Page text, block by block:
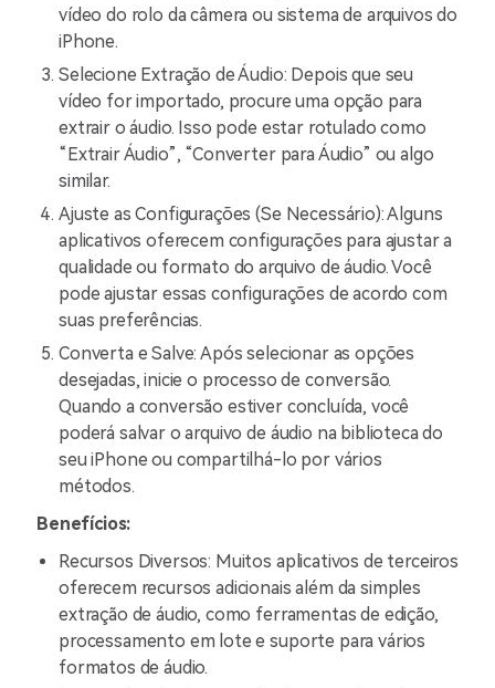
vídeo do rolo da câmera ou sistema de arquivos do
iPhone.
Selecione Extração de Áudio: Depois que seu
vídeo for importado, procure uma opção para
extrair o áudio. Isso pode estar rotulado como
“Extrair Áudio”, “Converter para Áudio” ou algo
similar.
Ajuste as Configurações (Se Necessário): Alguns
aplicativos oferecem configurações para ajustar a
qualidade ou formato do arquivo de áudio. Você
pode ajustar essas configurações de acordo com
suas preferências.
Converta e Salve: Após selecionar as opções
desejadas, inicie o processo de conversão.
Quando a conversão estiver concluída, você
poderá salvar o arquivo de áudio na biblioteca do
seu iPhone ou compartilhá-lo por vários
métodos.
Benefícios:
Recursos Diversos: Muitos aplicativos de terceiros
oferecem recursos adicionais além da simples
extração de áudio, como ferramentas de edição,
processamento em lote e suporte para vários
formatos de áudio.